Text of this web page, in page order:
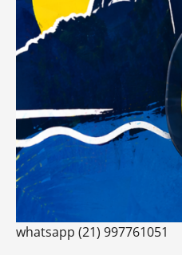
whatsapp (21) 997761051